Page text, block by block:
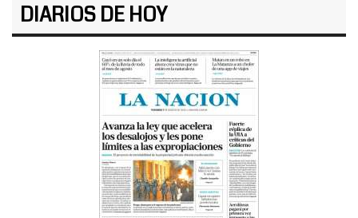
DIARIOS DE HOY